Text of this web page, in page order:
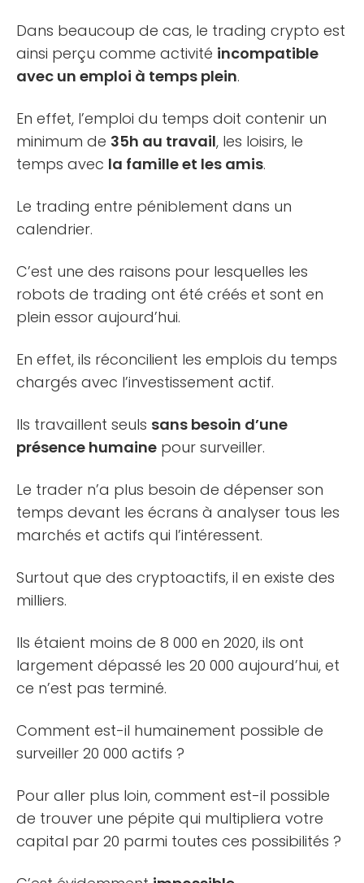
Dans beaucoup de cas, le trading crypto est
ainsi perçu comme activité incompatible
avec un emploi à temps plein.
En effet, l’emploi du temps doit contenir un
minimum de 35h au travail, les loisirs, le
temps avec la famille et les amis.
Le trading entre péniblement dans un
calendrier.
C’est une des raisons pour lesquelles les
robots de trading ont été créés et sont en
plein essor aujourd’hui.
En effet, ils réconcilient les emplois du temps
chargés avec l’investissement actif.
Ils travaillent seuls sans besoin d’une
présence humaine pour surveiller.
Le trader n’a plus besoin de dépenser son
temps devant les écrans à analyser tous les
marchés et actifs qui l’intéressent.
Surtout que des cryptoactifs, il en existe des
milliers.
Ils étaient moins de 8 000 en 2020, ils ont
largement dépassé les 20 000 aujourd’hui, et
ce n’est pas terminé.
Comment est-il humainement possible de
surveiller 20 000 actifs ?
Pour aller plus loin, comment est-il possible
de trouver une pépite qui multipliera votre
capital par 20 parmi toutes ces possibilités ?